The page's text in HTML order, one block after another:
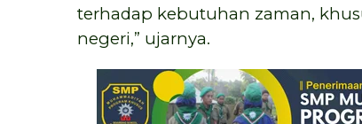
terhadap kebutuhan zaman,
negeri,” ujarnya.